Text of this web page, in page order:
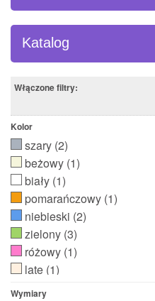
Katalog
Włączone filtry:
Kolor
szary (2)
beżowy (1)
biały (1)
pomarańczowy (1)
niebieski (2)
zielony (3)
różowy (1)
late (1)
Wymiary